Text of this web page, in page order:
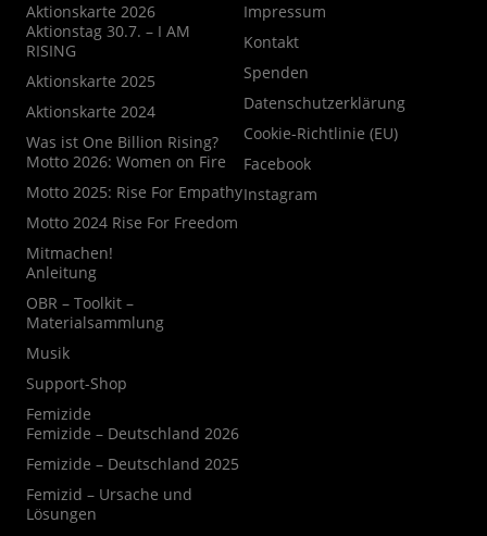
Aktionskarte 2026
Aktionstag 30.7. – I AM
RISING
Aktionskarte 2025
Aktionskarte 2024
Was ist One Billion Rising?
Motto 2026: Women on Fire
Motto 2025: Rise For Empathy
Motto 2024 Rise For Freedom
Mitmachen!
Anleitung
OBR – Toolkit –
Materialsammlung
Musik
Support-Shop
Femizide
Femizide – Deutschland 2026
Femizide – Deutschland 2025
Femizid – Ursache und
Lösungen
Impressum
Kontakt
Spenden
Datenschutzerklärung
Cookie-Richtlinie (EU)
Facebook
Instagram